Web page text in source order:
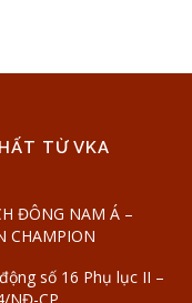
TỪ VKA
ĐÔNG NAM Á –
CHAMPION
số 16 Phụ lục II –